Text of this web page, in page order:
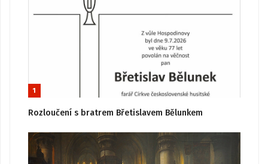
1
Rozloučení s bratrem Břetislavem Bělunkem